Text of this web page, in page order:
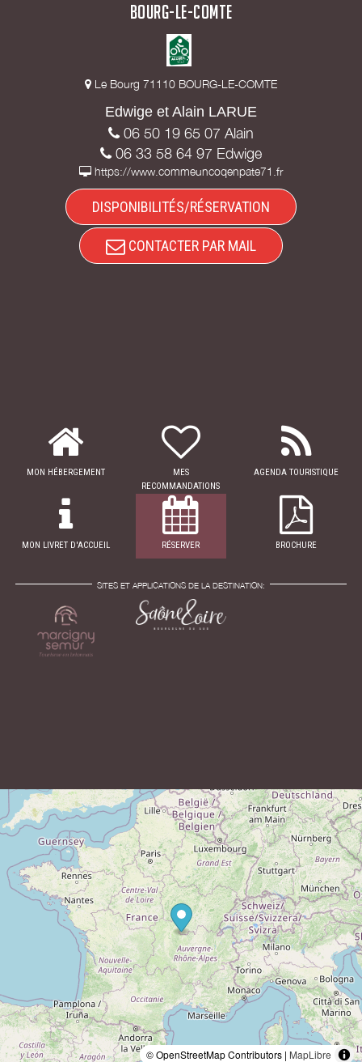
BOURG-LE-COMTE
Le Bourg 71110 BOURG-LE-COMTE
Edwige et Alain LARUE
06 50 19 65 07 Alain
06 33 58 64 97 Edwige
https://www.commeuncoqenpate71.fr
DISPONIBILITÉS/RÉSERVATION
CONTACTER PAR MAIL
MON HÉBERGEMENT
MES
RECOMMANDATIONS
AGENDA TOURISTIQUE
MON LIVRET D'ACCUEIL RÉSERVER BROCHURE
SITES ET APPLICATIONS DE LA DESTINATION:
© OpenStreetMap Contributors | MapLibre